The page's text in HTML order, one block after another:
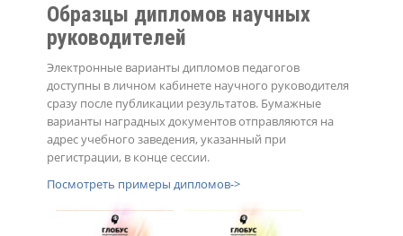
Образцы дипломов научных
руководителей
Электронные варианты дипломов педагогов
доступны в личном кабинете научного руководителя
сразу после публикации результатов. Бумажные
варианты наградных документов отправляются на
адрес учебного заведения, указанный при
регистрации, в конце сессии.
Посмотреть примеры дипломов->